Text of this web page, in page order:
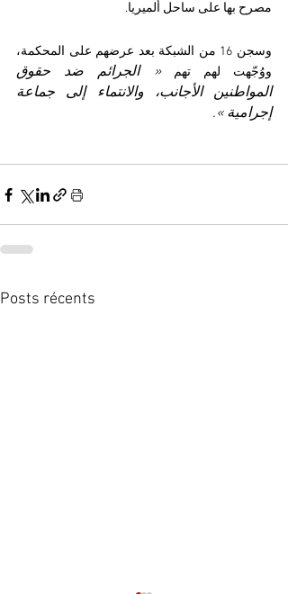
مصرح بها على ساحل ألميريا.
ووُجّهت لهم تهم
إجرامية ».
Posts récents